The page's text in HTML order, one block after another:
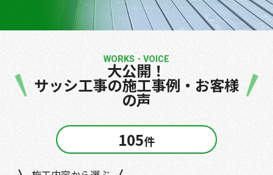
大公開！
サッシ工事の施工事例・お客様
の声
WORKS・VOICE
105件